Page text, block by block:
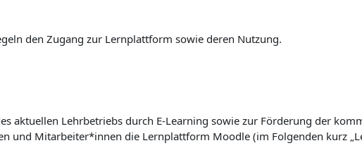
den Zugang zur Lernplattform sowie deren Nutzung.
aktuellen Lehrbetriebs durch E-Learning sowie zur Förderung der
und Mitarbeiter*innen die Lernplattform Moodle (im Folgenden kurz